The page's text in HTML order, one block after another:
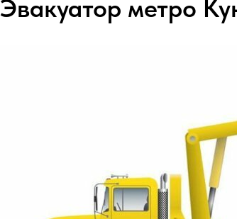
Эвакуатор метро